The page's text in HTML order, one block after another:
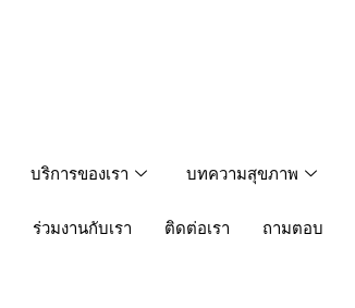
บริการของเรา บทความสุขภาพ
ร่วมงานกับเรา ติดต่อเรา ถามตอบ